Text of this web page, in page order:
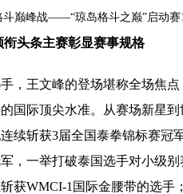
头条主赛彰显赛事规格
，王文峰的登场堪称全场焦
国际顶尖水准。从赛场新星
续斩获3届全国泰拳锦标赛冠
，一举打破泰国选手对小级
获WMCI-1国际金腰带的选手